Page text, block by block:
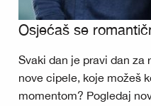
Osjećaš se
Svaki dan je pravi dan za
nove cipele, koje možeš
momentom? Pogledaj